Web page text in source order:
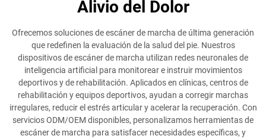
Alivio del Dolor
Ofrecemos soluciones de escáner de marcha de última generación
que redefinen la evaluación de la salud del pie. Nuestros
dispositivos de escáner de marcha utilizan redes neuronales de
inteligencia artificial para monitorear e instruir movimientos
deportivos y de rehabilitación. Aplicados en clínicas, centros de
rehabilitación y equipos deportivos, ayudan a corregir marchas
irregulares, reducir el estrés articular y acelerar la recuperación. Con
servicios ODM/OEM disponibles, personalizamos herramientas de
escáner de marcha para satisfacer necesidades específicas, y